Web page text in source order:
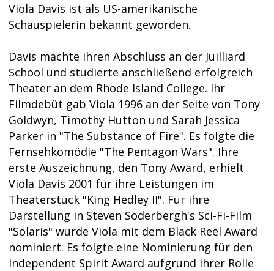
Viola Davis ist als US-amerikanische
Schauspielerin bekannt geworden.
Davis machte ihren Abschluss an der Juilliard
School und studierte anschließend erfolgreich
Theater an dem Rhode Island College. Ihr
Filmdebüt gab Viola 1996 an der Seite von Tony
Goldwyn, Timothy Hutton und Sarah Jessica
Parker in "The Substance of Fire". Es folgte die
Fernsehkomödie "The Pentagon Wars". Ihre
erste Auszeichnung, den Tony Award, erhielt
Viola Davis 2001 für ihre Leistungen im
Theaterstück "King Hedley II". Für ihre
Darstellung in Steven Soderbergh's Sci-Fi-Film
"Solaris" wurde Viola mit dem Black Reel Award
nominiert. Es folgte eine Nominierung für den
Independent Spirit Award aufgrund ihrer Rolle